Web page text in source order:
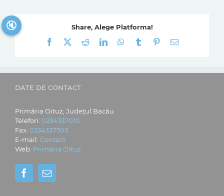
Share, Alege Platforma!
Facebook
RedditLinkedInWhatsApp
Tumblr Pinterest
E-
DATE DE CONTACT
Primăria Oituz, Județul Bacău
Telefon: 0234337010
Fax: 0234337503
E-mail: Contact
Web: Primăria Oituz
🔇